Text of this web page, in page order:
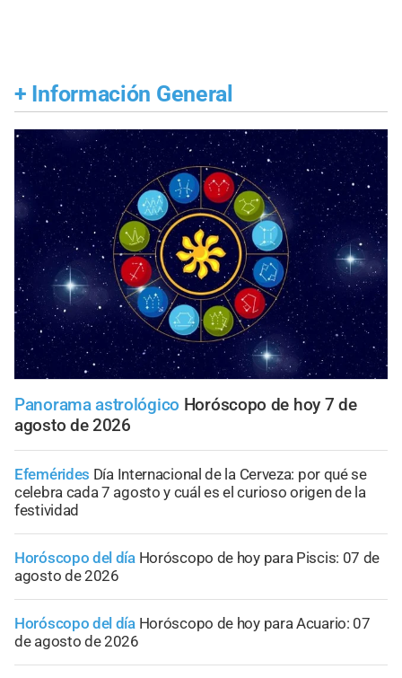
+ Información General
Panorama astrológico Horóscopo de hoy 7 de
agosto de 2026
Efemérides Día Internacional de la Cerveza: por qué se
celebra cada 7 agosto y cuál es el curioso origen de la
festividad
Horóscopo del día Horóscopo de hoy para Piscis: 07 de
agosto de 2026
Horóscopo del día Horóscopo de hoy para Acuario: 07
de agosto de 2026